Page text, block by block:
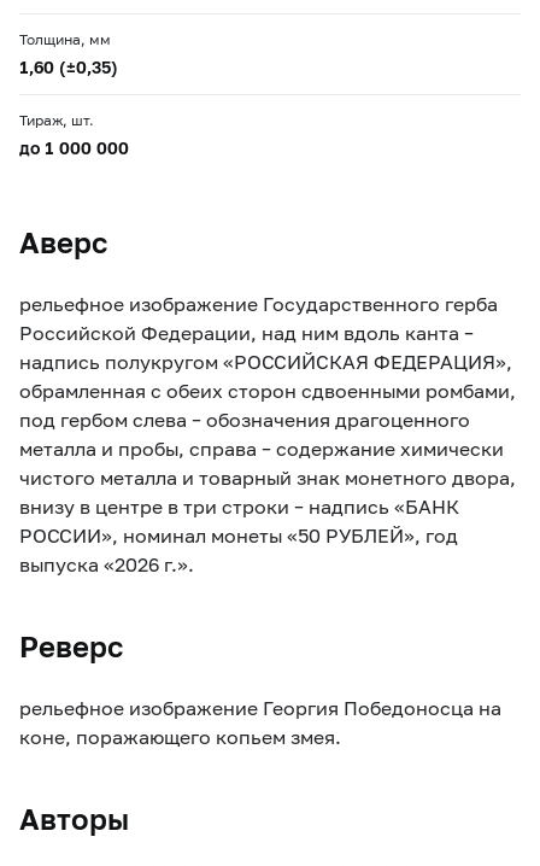
Толщина, мм
1,60 (±0,35)
Тираж, шт.
до 1 000 000
Аверс
рельефное изображение Государственного герба
Российской Федерации, над ним вдоль канта –
надпись полукругом «РОССИЙСКАЯ ФЕДЕРАЦИЯ»,
обрамленная с обеих сторон сдвоенными ромбами,
под гербом слева – обозначения драгоценного
металла и пробы, справа – содержание химически
чистого металла и товарный знак монетного двора,
внизу в центре в три строки – надпись «БАНК
РОССИИ», номинал монеты «50 РУБЛЕЙ», год
выпуска «2026 г.».
Реверс
рельефное изображение Георгия Победоносца на
коне, поражающего копьем змея.
Авторы